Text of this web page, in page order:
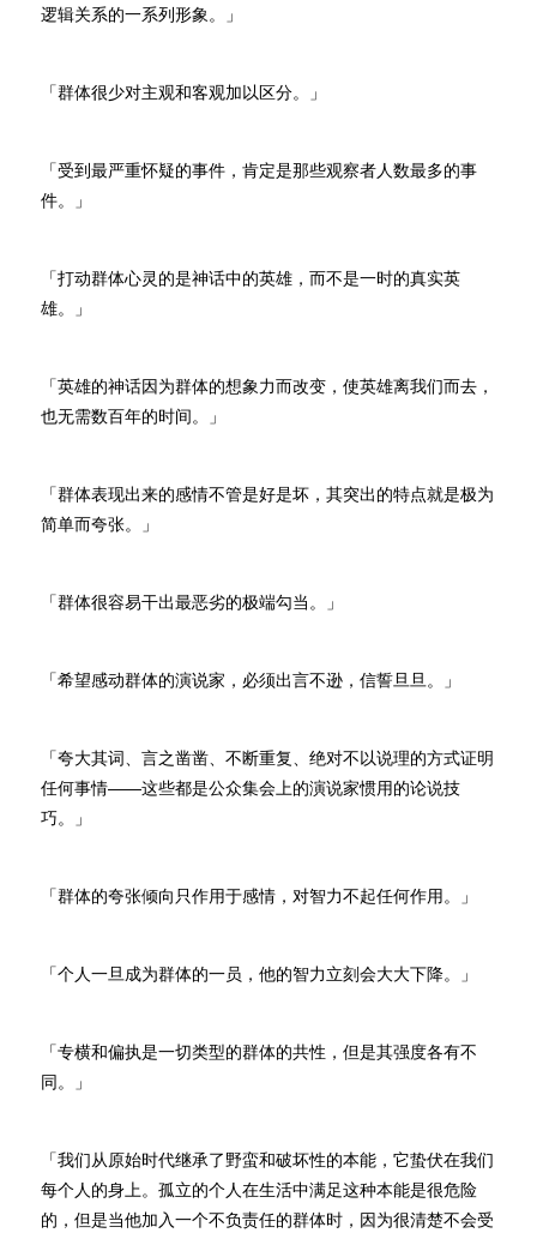
逻辑关系的一系列形象。」
「群体很少对主观和客观加以区分。」
「受到最严重怀疑的事件，肯定是那些观察者人数最多的事
件。」
「打动群体心灵的是神话中的英雄，而不是一时的真实英
雄。」
「英雄的神话因为群体的想象力而改变，使英雄离我们而去，
也无需数百年的时间。」
「群体表现出来的感情不管是好是坏，其突出的特点就是极为
简单而夸张。」
「群体很容易干出最恶劣的极端勾当。」
「希望感动群体的演说家，必须出言不逊，信誓旦旦。」
「夸大其词、言之凿凿、不断重复、绝对不以说理的方式证明
任何事情——这些都是公众集会上的演说家惯用的论说技
巧。」
「群体的夸张倾向只作用于感情，对智力不起任何作用。」
「个人一旦成为群体的一员，他的智力立刻会大大下降。」
「专横和偏执是一切类型的群体的共性，但是其强度各有不
同。」
「我们从原始时代继承了野蛮和破坏性的本能，它蛰伏在我们
每个人的身上。孤立的个人在生活中满足这种本能是很危险
的，但是当他加入一个不负责任的群体时，因为很清楚不会受